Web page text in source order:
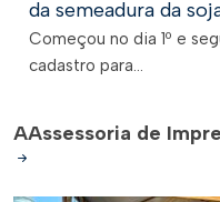
da semeadura da
Começou no dia 1º e
cadastro para...
AAssessoria de